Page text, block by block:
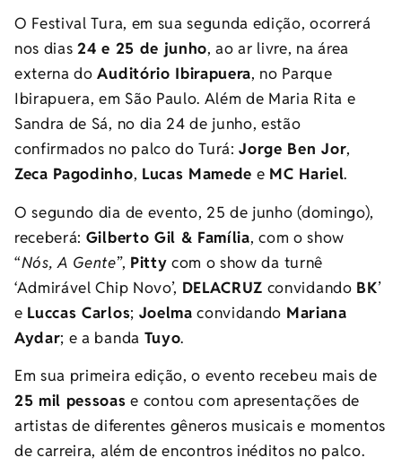
O Festival Tura, em sua segunda edição, ocorrerá
nos dias24 e 25 de junho, ao ar livre, na área
externa doAuditório Ibirapuera, no Parque
Ibirapuera, em São Paulo. Além de Maria Rita e
Sandra de Sá, no dia 24 de junho, estão
confirmados no palco do Turá:Jorge Ben Jor,
Zeca Pagodinho, Lucas Mamede e MC Hariel.
O segundo dia de evento, 25 de junho (domingo),
receberá: Gilberto Gil & Família, com o show
“Nós, A Gente”, Pitty com o show da turnê
‘Admirável Chip Novo’, DELACRUZ convidando BK’
e Luccas Carlos; Joelma convidando Mariana
Aydar; e a banda Tuyo.
Em sua primeira edição, o evento recebeu mais de
25 mil pessoas e contou com apresentações de
artistas de diferentes gêneros musicais e momentos
de carreira, além de encontros inéditos no palco.